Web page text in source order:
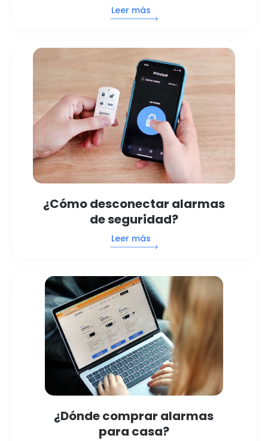
Leer más
¿Cómo desconectar alarmas
de seguridad?
Leer más
¿Dónde comprar alarmas
para casa?